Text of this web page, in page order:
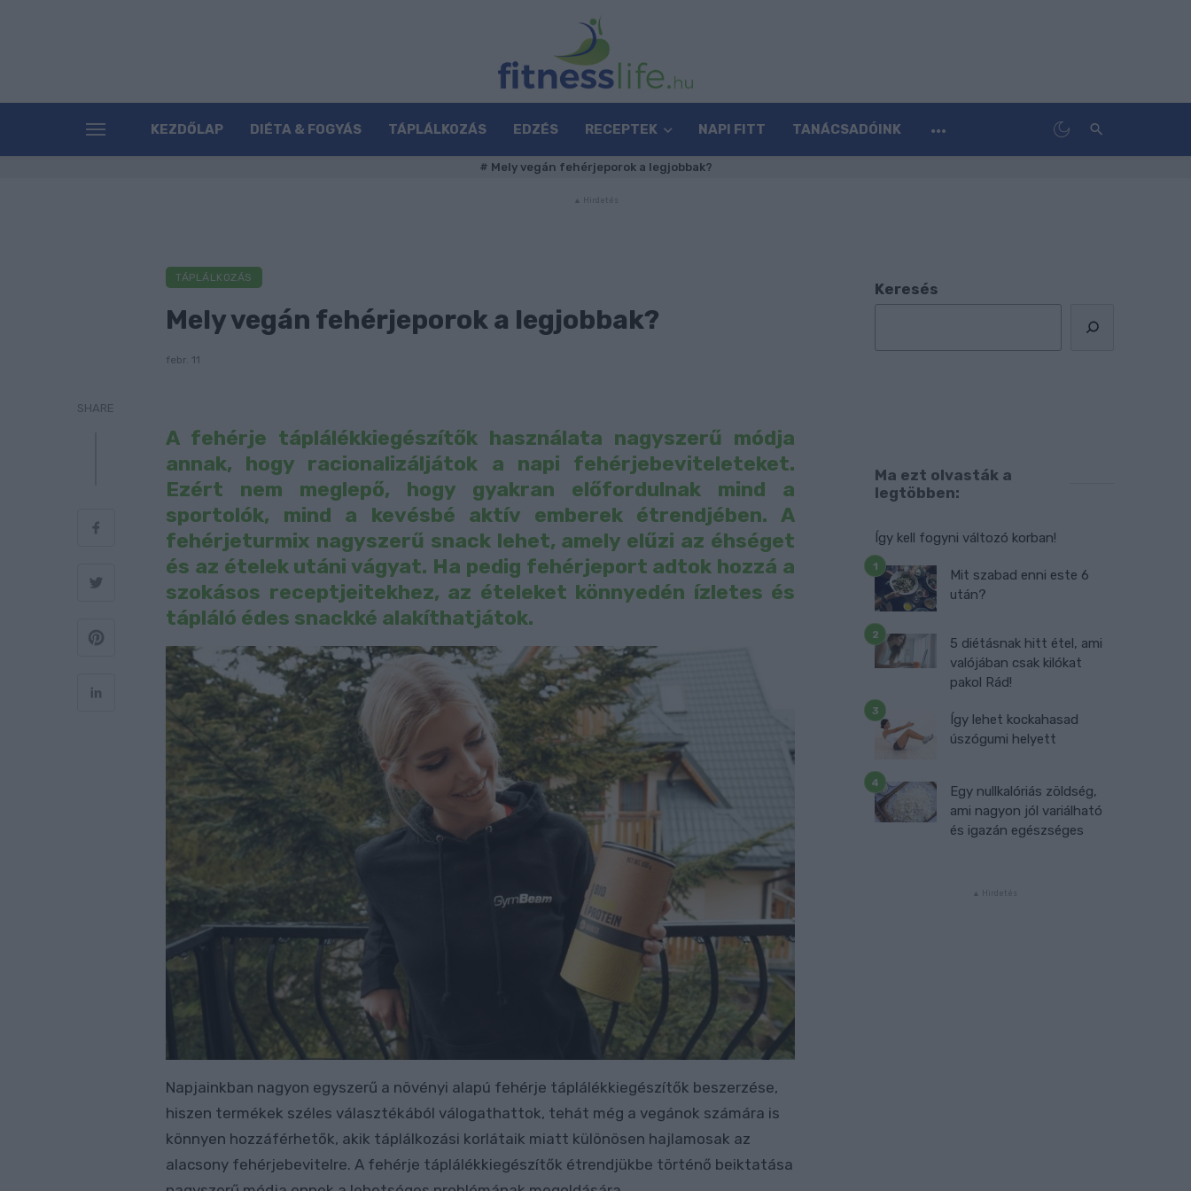
KEZDŐLAP DIÉTA & FOGYÁS TÁPLÁLKOZÁS EDZÉS RECEPTEK NAPI FITT TANÁCSADÓINK
# Mely vegán fehérjeporok a legjobbak?
TÁPLÁLKOZÁS
Mely vegán fehérjeporok a legjobbak?
febr. 11
SHARE
A fehérje táplálékkiegészítők használata nagyszerű módja
annak, hogy racionalizáljátok a napi fehérjebeviteleteket.
Ezért nem meglepő, hogy gyakran előfordulnak mind a
sportolók, mind a kevésbé aktív emberek étrendjében. A
fehérjeturmix nagyszerű snack lehet, amely elűzi az éhséget
és az ételek utáni vágyat. Ha pedig fehérjeport adtok hozzá a
szokásos receptjeitekhez, az ételeket könnyedén ízletes és
tápláló édes snackké alakíthatjátok.
Napjainkban nagyon egyszerű a növényi alapú fehérje táplálékkiegészítők beszerzése,
hiszen termékek széles választékából válogathattok, tehát még a vegánok számára is
könnyen hozzáférhetők, akik táplálkozási korlátaik miatt különösen hajlamosak az
alacsony fehérjebevitelre. A fehérje táplálékkiegészítők étrendjükbe történő beiktatása
Keresés
Ma ezt olvasták a
legtöbben:
Így kell fogyni változó korban!
Mit szabad enni este 6
után?
5 diétásnak hitt étel, ami
valójában csak kilókat
pakol Rád!
Így lehet kockahasad
úszógumi helyett
Egy nullkalóriás zöldség,
ami nagyon jól variálható
és igazán egészséges